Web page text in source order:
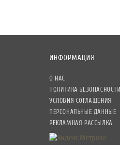
ИНФОРМАЦИЯ
О НАС
ПОЛИТИКА БЕЗОПАСНОСТИ
УСЛОВИЯ СОГЛАШЕНИЯ
ПЕРСОНАЛЬНЫЕ ДАННЫЕ
РЕКЛАМНАЯ РАССЫЛКА